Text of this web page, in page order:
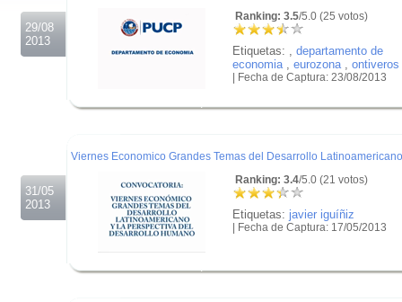
29/08
2013
Ranking: 3.5/5.0 (25 votos)
Etiquetas:
departamento de
economia
eurozona ontiveros
| Fecha de Captura: 23/08/2013
31/05
2013
Viernes Economico Grandes Temas del Desarrollo Latinoamericano
Ranking: 3.4/5.0 (21 votos)
Etiquetas: javier iguíñiz
| Fecha de Captura: 17/05/2013